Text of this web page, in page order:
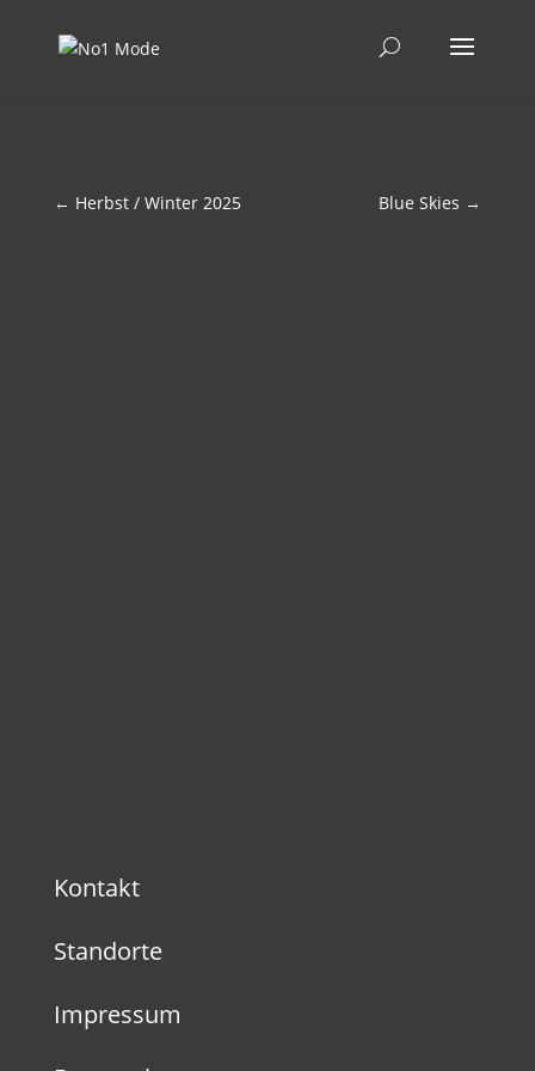
← Herbst / Winter 2025 Blue Skies →
Kontakt
Standorte
Impressum